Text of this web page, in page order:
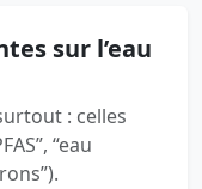
sur l’eau
: celles
“eau